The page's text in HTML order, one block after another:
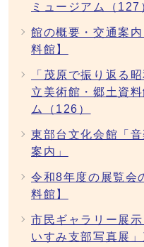
ミュージアム（127
館の概要・交通案
料館】
「茂原で振り返る
立美術館・郷土資
ム（126）
東部台文化会館「
案内」
令和8年度の展覧会
料館】
市民ギャラリー展
いすみ支部写真展